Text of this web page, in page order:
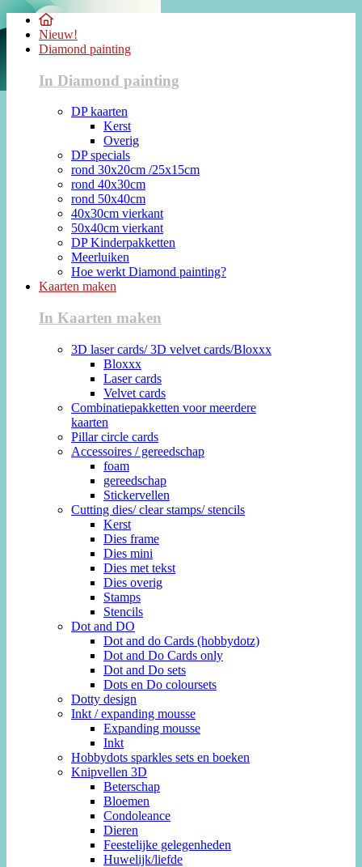
Nieuw!
Diamond painting
In Diamond painting
DP kaarten
Kerst
Overig
DP specials
rond 30x20cm /25x15cm
rond 40x30cm
rond 50x40cm
40x30cm vierkant
50x40cm vierkant
DP Kinderpakketten
Meerluiken
Hoe werkt Diamond painting?
Kaarten maken
In Kaarten maken
3D laser cards/ 3D velvet cards/Bloxxx
Bloxxx
Laser cards
Velvet cards
Combinatiepakketten voor meerdere
kaarten
Pillar circle cards
Accessoires / gereedschap
foam
gereedschap
Stickervellen
Cutting dies/ clear stamps/ stencils
Kerst
Dies frame
Dies mini
Dies met tekst
Dies overig
Stamps
Stencils
Dot and DO
Dot and do Cards (hobbydotz)
Dot and Do Cards only
Dot and Do sets
Dots en Do coloursets
Dotty design
Inkt / expanding mousse
Expanding mousse
Inkt
Hobbydots sparkles sets en boeken
Knipvellen 3D
Beterschap
Bloemen
Condoleance
Dieren
Feestelijke gelegenheden
Huwelijk/liefde